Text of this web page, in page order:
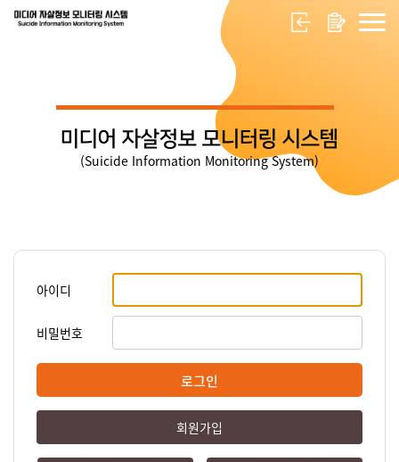
미디어 자살정보 모니터링 시스템
(Suicide Information Monitoring System)
아이디
비밀번호
로그인
회원가입